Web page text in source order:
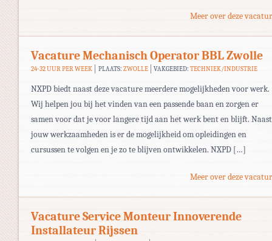
Meer over deze
Vacature Mechanisch Operator BBL Zwolle
24-32 UUR PER WEEK PLAATS: ZWOLLE VAKGEBIED:TECHNIEK/INDUSTRIE
NXPD biedt naast deze vacature meerdere mogelijkheden voor werk.
Wij helpen jou bij het vinden van een passende baan en zorgen er
samen voor dat je voor langere tijd aan het werk bent en blijft. Naast
jouw werkzaamheden is er de mogelijkheid om opleidingen en
cursussen te volgen en je zo te blijven ontwikkelen. NXPD […]
Meer over deze
Vacature Service Monteur Innoverende
Installateur Rijssen